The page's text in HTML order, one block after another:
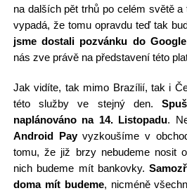
na dalších pět trhů po celém světě
vypadá, že tomu opravdu teď tak
jsme dostali pozvánku do
nás zve právě na představení této
Jak vidíte, tak mimo Brazílií, tak i
této služby ve stejný den.
naplánováno na 14. Listopadu.
Android Payvyzkoušíme v
tomu, že již brzy nebudeme nosit
nich budeme mít bankovky.
doma mít budeme, nicméně